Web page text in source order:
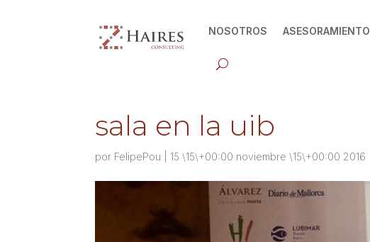
NOSOTROS ASESORAMIENTO
sala en la uib
por FelipePou |15 \15\+00:00 noviembre \15\+00:00 2016